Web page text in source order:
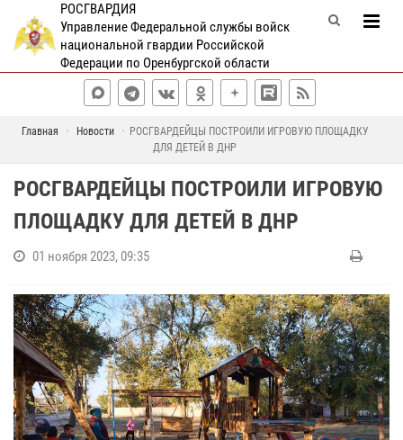
РОСГВАРДИЯ
Управление Федеральной службы войск
национальной гвардии Российской
Федерации по Оренбургской области
Главная Новости
РОСГВАРДЕЙЦЫ ПОСТРОИЛИ ИГРОВУЮ ПЛОЩАДКУ
ДЛЯ ДЕТЕЙ В ДНР
РОСГВАРДЕЙЦЫ ПОСТРОИЛИ ИГРОВУЮ
ПЛОЩАДКУ ДЛЯ ДЕТЕЙ В ДНР
01 ноября 2023, 09:35